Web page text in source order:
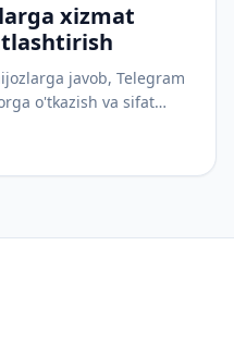
xizmat
javob, Telegram
o'tkazish va sifat